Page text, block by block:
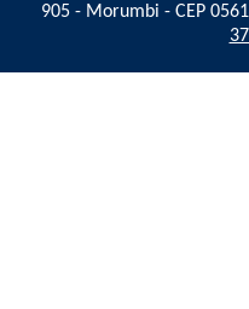
905 - Morumbi - CEP